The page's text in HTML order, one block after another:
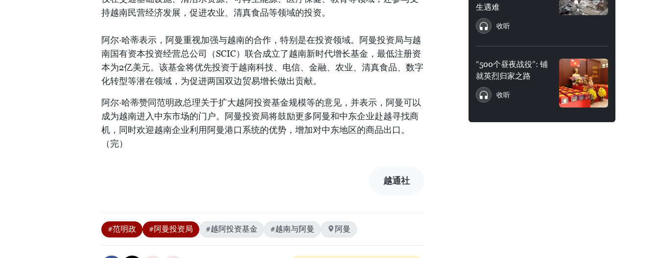
持越南民营经济发展，促进农业、清真食品等领域的投资。
阿尔·哈蒂表示，阿曼重视加强与越南的合作，特别是在投资领域。阿曼投资局与越
南国有资本投资经营总公司（SCIC）联合成立了越南新时代增长基金，最低注册资
本为2亿美元。该基金将优先投资于越南科技、电信、金融、农业、清真食品、数字
化转型等潜在领域，为促进两国双边贸易增长做出贡献。
阿尔·哈蒂赞同范明政总理关于扩大越阿投资基金规模等的意见，并表示，阿曼可以
成为越南进入中东市场的门户。阿曼投资局将鼓励更多阿曼和中东企业赴越寻找商
机，同时欢迎越南企业利用阿曼港口系统的优势，增加对中东地区的商品出口。
（完）
越通社
#范明政 #阿曼投资局 #越阿投资基金 #越南与阿曼 阿曼
生遇难
收听
“500个昼夜战役”: 铺
就英烈归家之路
收听